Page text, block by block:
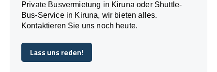
Private Busvermietung in Kiruna oder Shuttle-
Bus-Service in Kiruna, wir bieten alles.
Kontaktieren Sie uns noch heute.
Lass uns reden!
Lass uns reden!